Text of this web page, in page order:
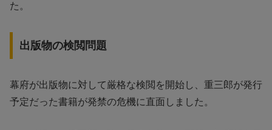
た。
出版物の検閲問題
幕府が出版物に対して厳格な検閲を開始し、重三郎が発行
予定だった書籍が発禁の危機に直面しました。